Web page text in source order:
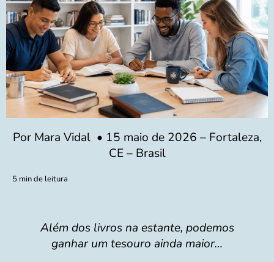
Por Mara Vidal • 15 maio de 2026 – Fortaleza,
CE – Brasil
5 min de leitura
Além dos livros na estante, podemos
ganhar um tesouro ainda maior…